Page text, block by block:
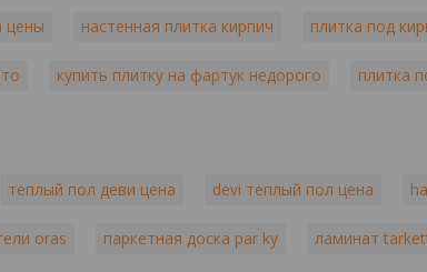
цены настенная плитка кирпич плитка под
купить плитку на фартук недорого плитка
теплый пол деви цена devi теплый пол цена
oras паркетная доска par ky ламинат